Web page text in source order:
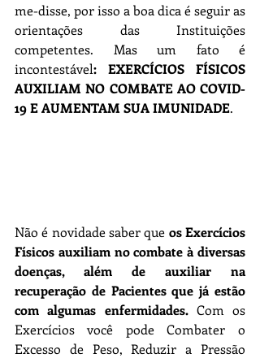
me-disse, por isso a boa dica é seguir as
orientações das Instituições
competentes. Mas um fato é
incontestável: EXERCÍCIOS FÍSICOS
AUXILIAM NO COMBATE AO COVID-
19 E AUMENTAM SUA IMUNIDADE.
Não é novidade saber que os Exercícios
Físicos auxiliam no combate à diversas
doenças, além de auxiliar na
recuperação de Pacientes que já estão
com algumas enfermidades. Com os
Exercícios você pode Combater o
Excesso de Peso, Reduzir a Pressão